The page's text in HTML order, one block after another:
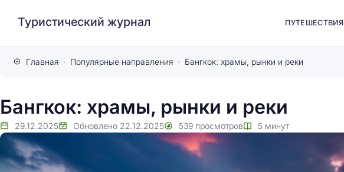
Туристический журнал ПУТЕШЕСТВИЯ
Главная Популярные направления Бангкок: храмы, рынки и реки
Бангкок: храмы, рынки и реки
29.12.2025 Обновлено 22.12.2025 539 просмотров 5 минут